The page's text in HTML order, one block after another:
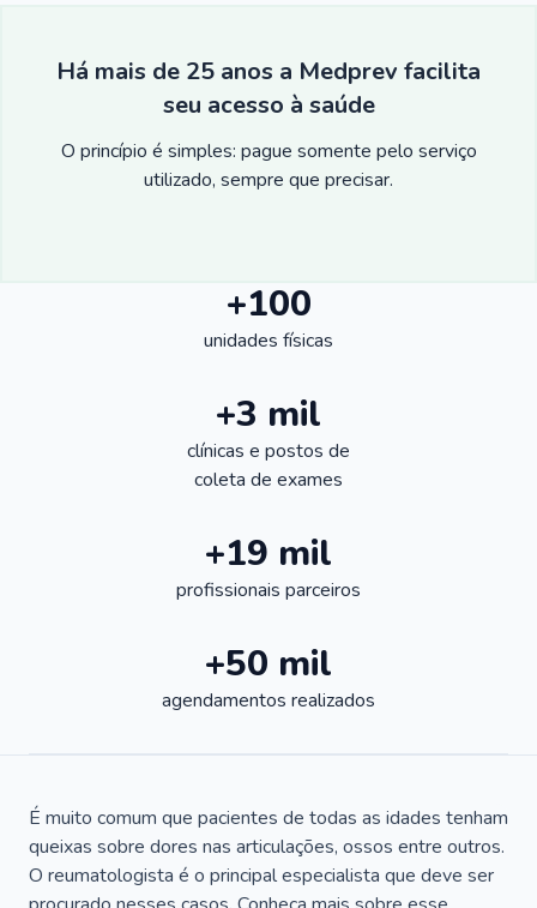
Há mais de 25 anos a Medprev facilita
seu acesso à saúde
O princípio é simples: pague somente pelo serviço
utilizado, sempre que precisar.
+100
unidades físicas
+3 mil
clínicas e postos de
coleta de exames
+19 mil
profissionais parceiros
+50 mil
agendamentos realizados
É muito comum que pacientes de todas as idades tenham
queixas sobre dores nas articulações, ossos entre outros.
O reumatologista é o principal especialista que deve ser